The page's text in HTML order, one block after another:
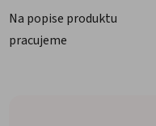
Na popise produktu
pracujeme